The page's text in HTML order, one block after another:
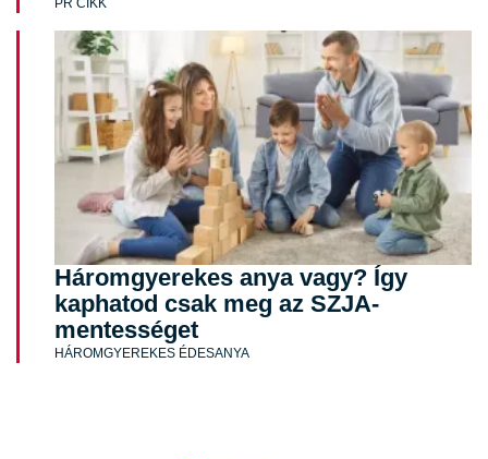
PR CIKK
Háromgyerekes anya vagy? Így
kaphatod csak meg az SZJA-
mentességet
HÁROMGYEREKES ÉDESANYA